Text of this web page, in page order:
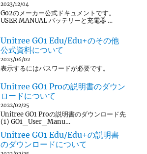
2023/12/04
Go2のメーカー公式ドキュメントです。
USER MANUAL バッテリーと充電器 …
Unitree GO1 Edu/Edu+のその他
公式資料について
2023/06/02
表示するにはパスワードが必要です。
Unitree GO1 Proの説明書のダウン
ロードについて
2022/02/25
Unitree GO1 Proの説明書のダウンロード先
(1) GO1_User_Manu…
Unitree GO1 Edu/Edu+の説明書
のダウンロードについて